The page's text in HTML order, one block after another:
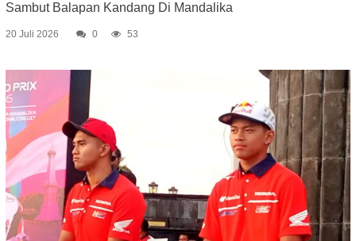
Sambut Balapan Kandang Di Mandalika
20 Juli 2026 0 53